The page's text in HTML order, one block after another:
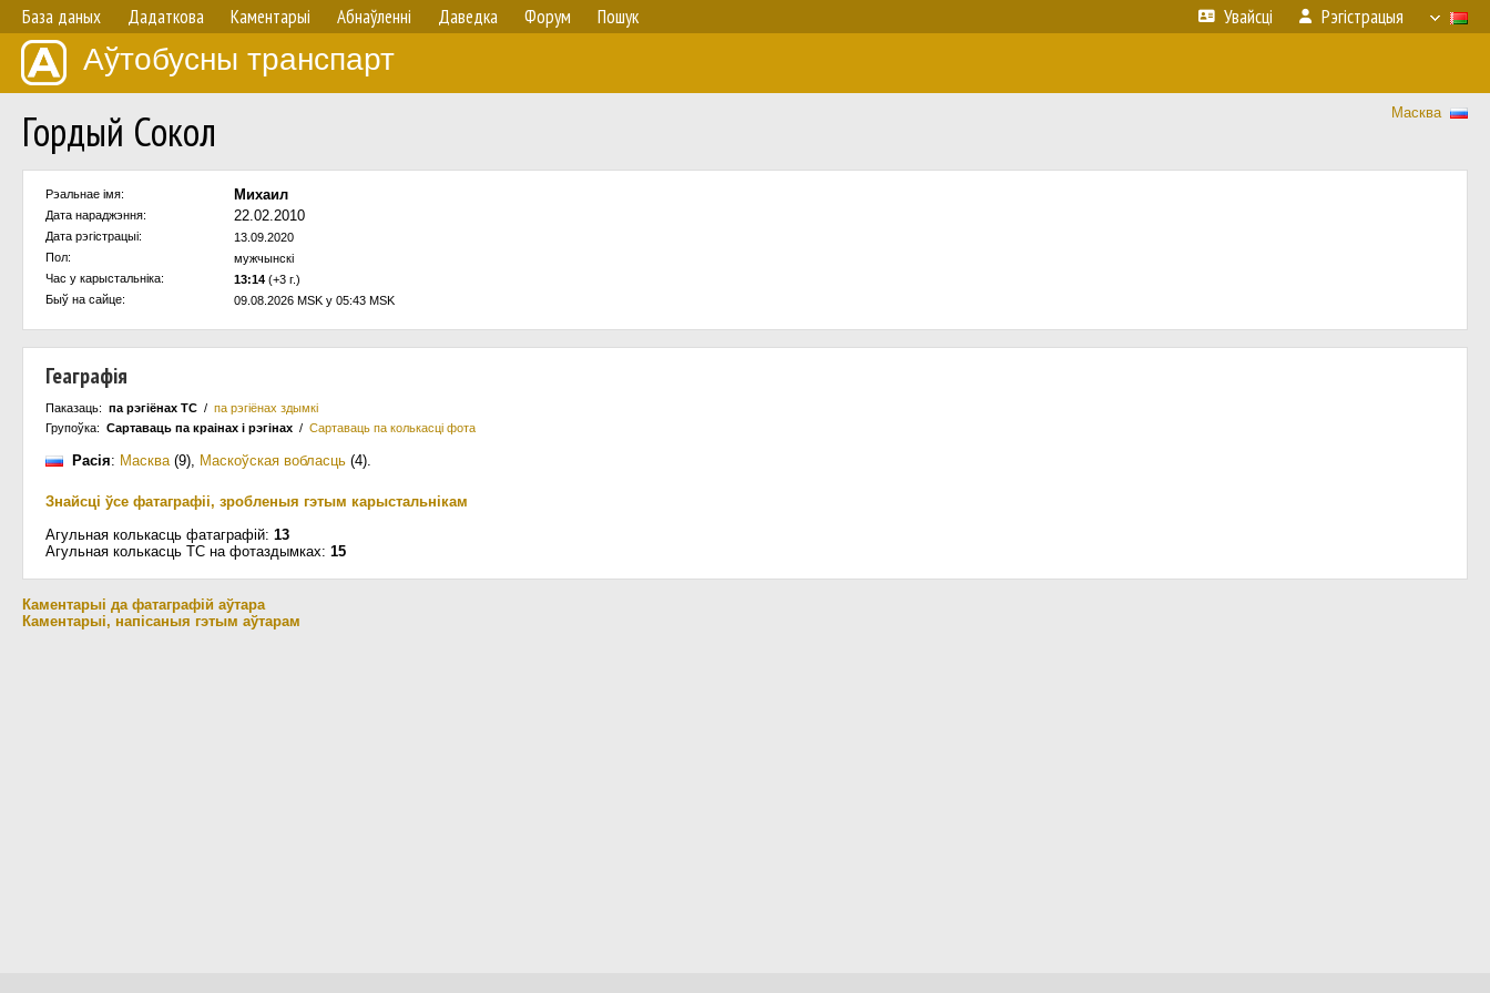
База даных Дадаткова Каментарыі Абнаўленнi Даведка Форум Пошук Увайсці Рэгістрацыя
Аўтобусны транспарт
Масква
Гордый Сокол
Рэальнае імя: Михаил
Дата нараджэння: 22.02.2010
Дата рэгістрацыі:
13.09.2020
Пол:
мужчынскi
Час у карыстальнiка:
13:14 (+3 г.)
Быў на сайце:
09.08.2026 MSK у 05:43 MSK
Геаграфія
Паказаць: па рэгіёнах ТС / па рэгіёнах здымкі
Групоўка: Сартаваць па краiнах i рэгінах / Сартаваць па колькасцi фота
Расія: Масква(9), Маскоўская вобласць (4).
Знайсці ўсе фатаграфіі, зробленыя гэтым карыстальнікам
Агульная колькасць фатаграфій: 13
Агульная колькасць ТС на фотаздымках: 15
Каментарыі да фатаграфій аўтара
Каментарыі, напісаныя гэтым аўтарам